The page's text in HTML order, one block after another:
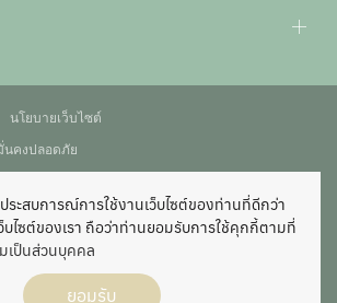
นโยบายเว็บไซต์
นคงปลอดภัย
าคมผู้ปกครองและครูโรงเรียนสามเสนวิทยาลัย จัดตั้งขึ้น
ละครูร่วมมือกัน เพื่อการศึกษาและสวัสดิการของนักเรียน
สวงหากำไร หากท่านพบว่ามีข้อมูลใดๆ ที่ละเมิดทรัพย์สิน
บไซต์ของสมาคมฯ โปรดแจ้งให้ทราบเพื่อดำเนินการแก้
ระสบการณ์การใช้งานเว็บไซต์ของท่านที่ดีกว่า
บไซต์ของเรา ถือว่าท่านยอมรับการใช้คุกกี้ตามที่
เป็นส่วนบุคคล
ยอมรับ